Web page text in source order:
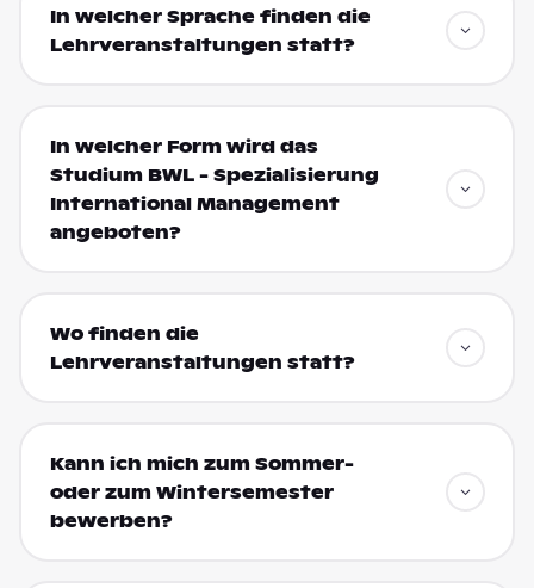
In welcher Sprache finden die
Lehrveranstaltungen statt?
In welcher Form wird das
Studium BWL - Spezialisierung
International Management
angeboten?
Wo finden die
Lehrveranstaltungen statt?
Kann ich mich zum Sommer-
oder zum Wintersemester
bewerben?